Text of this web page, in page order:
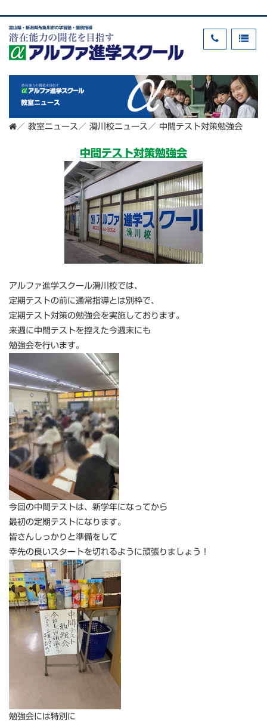
富山県・新潟県糸魚川市の学習塾・個別指導
教室ニュース
／ 教室ニュース ／ 滑川校ニュース ／ 中間テスト対策勉強会
中間テスト対策勉強会
アルファ進学スクール滑川校では、
定期テストの前に通常指導とは別枠で、
定期テスト対策の勉強会を実施しております。
来週に中間テストを控えた今週末にも
勉強会を行います。
今回の中間テストは、新学年になってから
最初の定期テストになります。
皆さんしっかりと準備をして
幸先の良いスタートを切れるように頑張りましょう！
勉強会には特別に